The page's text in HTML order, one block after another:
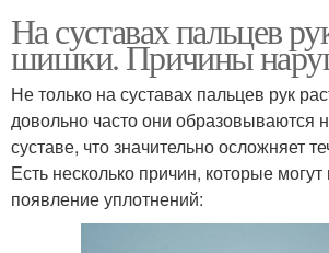
На суставах пальцев
шишки. Причины
Не только на суставах пальцев рук
довольно часто они образовываются
суставе, что значительно осложняет
Есть несколько причин, которые
появление уплотнений: